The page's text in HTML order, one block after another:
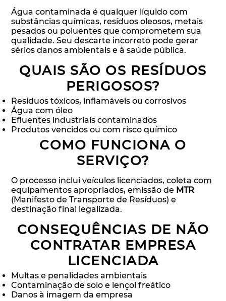
Água contaminada é qualquer líquido com
substâncias químicas, resíduos oleosos, metais
pesados ou poluentes que comprometem sua
qualidade. Seu descarte incorreto pode gerar
sérios danos ambientais e à saúde pública.
QUAIS SÃO OS RESÍDUOS
PERIGOSOS?
Resíduos tóxicos, inflamáveis ou corrosivos
Água com óleo
Efluentes industriais contaminados
Produtos vencidos ou com risco químico
COMO FUNCIONA O
SERVIÇO?
O processo inclui veículos licenciados, coleta com
equipamentos apropriados, emissão de MTR
(Manifesto de Transporte de Resíduos) e
destinação final legalizada.
CONSEQUÊNCIAS DE NÃO
CONTRATAR EMPRESA
LICENCIADA
Multas e penalidades ambientais
Contaminação de solo e lençol freático
Danos à imagem da empresa